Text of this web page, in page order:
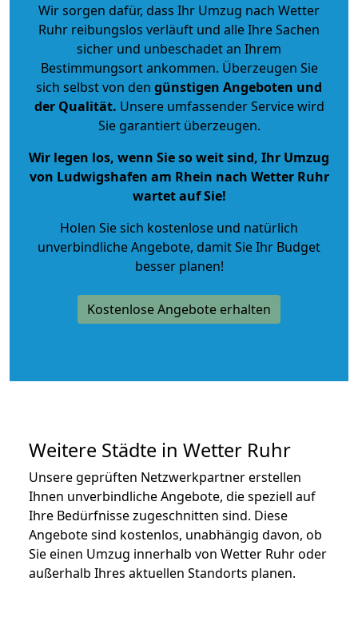
Wir sorgen dafür, dass Ihr Umzug nach Wetter
Ruhr reibungslos verläuft und alle Ihre Sachen
sicher und unbeschadet an Ihrem
Bestimmungsort ankommen. Überzeugen Sie
sich selbst von den günstigen Angeboten und
der Qualität. Unsere umfassender Service wird
Sie garantiert überzeugen.
Wir legen los, wenn Sie so weit sind, Ihr Umzug
von Ludwigshafen am Rhein nach Wetter Ruhr
wartet auf Sie!
Holen Sie sich kostenlose und natürlich
unverbindliche Angebote, damit Sie Ihr Budget
besser planen!
Kostenlose Angebote erhalten
Weitere Städte in Wetter Ruhr
Unsere geprüften Netzwerkpartner erstellen
Ihnen unverbindliche Angebote, die speziell auf
Ihre Bedürfnisse zugeschnitten sind. Diese
Angebote sind kostenlos, unabhängig davon, ob
Sie einen Umzug innerhalb von Wetter Ruhr oder
außerhalb Ihres aktuellen Standorts planen.